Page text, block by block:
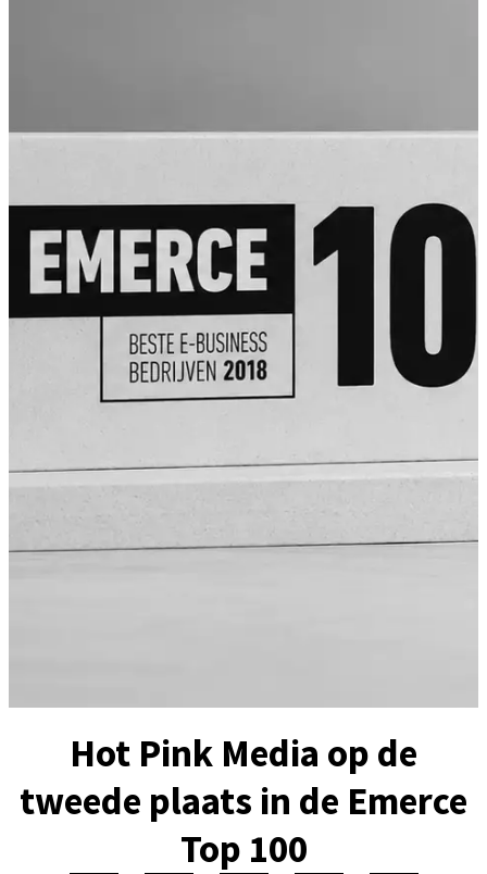
Hot Pink Media op de
tweede plaats in de Emerce
Top 100